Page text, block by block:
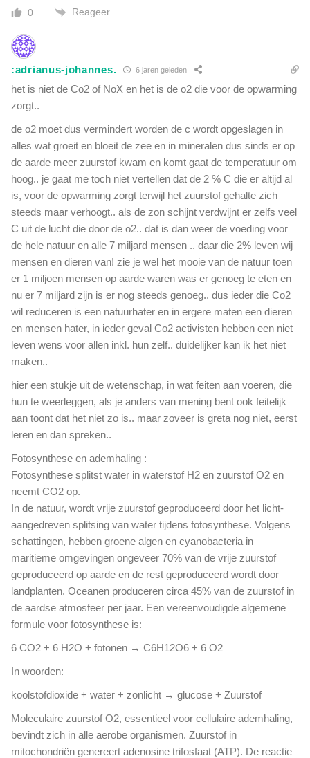
0 Reageer
:adrianus-johannes. 6 jaren geleden
het is niet de Co2 of NoX en het is de o2 die voor de opwarming
zorgt..
de o2 moet dus vermindert worden de c wordt opgeslagen in
alles wat groeit en bloeit de zee en in mineralen dus sinds er op
de aarde meer zuurstof kwam en komt gaat de temperatuur om
hoog.. je gaat me toch niet vertellen dat de 2 % C die er altijd al
is, voor de opwarming zorgt terwijl het zuurstof gehalte zich
steeds maar verhoogt.. als de zon schijnt verdwijnt er zelfs veel
C uit de lucht die door de o2.. dat is dan weer de voeding voor
de hele natuur en alle 7 miljard mensen .. daar die 2% leven wij
mensen en dieren van! zie je wel het mooie van de natuur toen
er 1 miljoen mensen op aarde waren was er genoeg te eten en
nu er 7 miljard zijn is er nog steeds genoeg.. dus ieder die Co2
wil reduceren is een natuurhater en in ergere maten een dieren
en mensen hater, in ieder geval Co2 activisten hebben een niet
leven wens voor allen inkl. hun zelf.. duidelijker kan ik het niet
maken..
hier een stukje uit de wetenschap, in wat feiten aan voeren, die
hun te weerleggen, als je anders van mening bent ook feitelijk
aan toont dat het niet zo is.. maar zoveer is greta nog niet, eerst
leren en dan spreken..
Fotosynthese en ademhaling :
Fotosynthese splitst water in waterstof H2 en zuurstof O2 en
neemt CO2 op.
In de natuur, wordt vrije zuurstof geproduceerd door het licht-
aangedreven splitsing van water tijdens fotosynthese. Volgens
schattingen, hebben groene algen en cyanobacteria in
maritieme omgevingen ongeveer 70% van de vrije zuurstof
geproduceerd op aarde en de rest geproduceerd wordt door
landplanten. Oceanen produceren circa 45% van de zuurstof in
de aardse atmosfeer per jaar. Een vereenvoudigde algemene
formule voor fotosynthese is:
6 CO2 + 6 H2O + fotonen → C6H12O6 + 6 O2
In woorden:
koolstofdioxide + water + zonlicht → glucose + Zuurstof
Moleculaire zuurstof O2, essentieel voor cellulaire ademhaling,
bevindt zich in alle aerobe organismen. Zuurstof in
mitochondriën genereert adenosine trifosfaat (ATP). De reactie